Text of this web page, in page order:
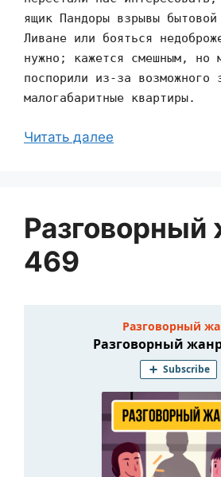
ящик Пандоры взрывы
Ливане или бояться
нужно; кажется смешным, но
поспорили из-за возможного
малогабаритные квартиры.
Читать далее
469